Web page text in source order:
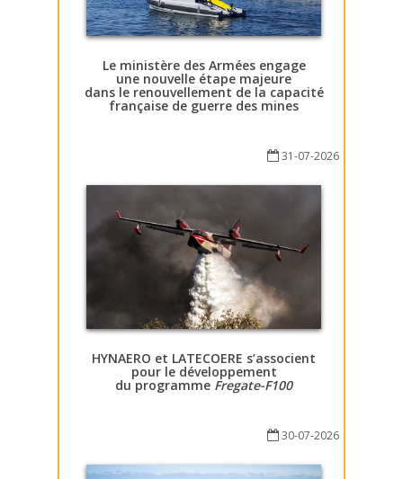
Le ministère des Armées engage
une nouvelle étape majeure
dans le renouvellement de la capacité
française de guerre des mines
31-07-2026
HYNAERO et LATECOERE s’associent
pour le développement
du programme Fregate-F100
30-07-2026